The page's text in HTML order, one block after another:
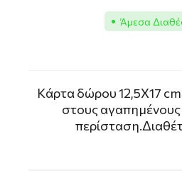
Άμεσα
Kάρτα δώρου 12,5Χ17 cm
στους αγαπημένους